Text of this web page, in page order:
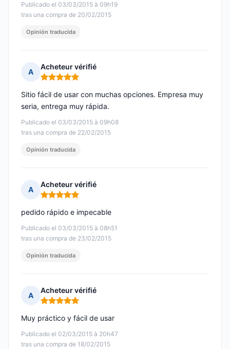
Publicado el 03/03/2015 à 09h19
tras una compra de 20/02/2015
Opinión traducida
A
Acheteur vérifié
Nota: 5 de 5
Publicado el 03/03/2015 à 09h08
tras una compra de 22/02/2015
Sitio fácil de usar con muchas opciones. Empresa muy
seria, entrega muy rápida.
Opinión traducida
A
Acheteur vérifié
Nota: 5 de 5
Publicado el 03/03/2015 à 08h51
tras una compra de 23/02/2015
pedido rápido e impecable
Opinión traducida
A
Acheteur vérifié
Nota: 5 de 5
Publicado el 02/03/2015 à 20h47
tras una compra de 18/02/2015
Muy práctico y fácil de usar